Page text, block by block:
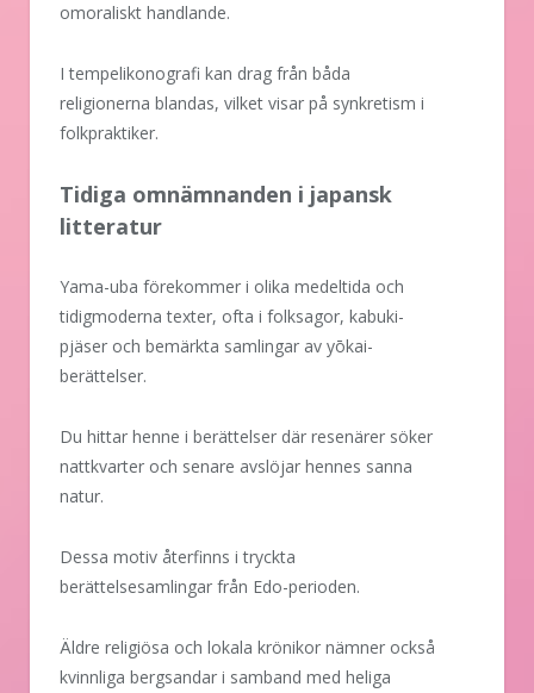
omoraliskt handlande.
I tempelikonografi kan drag från båda
religionerna blandas, vilket visar på synkretism i
folkpraktiker.
Tidiga omnämnanden i japansk
litteratur
Yama-uba förekommer i olika medeltida och
tidigmoderna texter, ofta i folksagor, kabuki-
pjäser och bemärkta samlingar av yōkai-
berättelser.
Du hittar henne i berättelser där resenärer söker
nattkvarter och senare avslöjar hennes sanna
natur.
Dessa motiv återfinns i tryckta
berättelsesamlingar från Edo-perioden.
Äldre religiösa och lokala krönikor nämner också
kvinnliga bergsandar i samband med heliga